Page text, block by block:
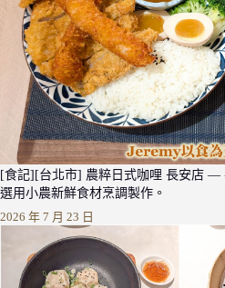
[食記][台北市] 農粹日式咖哩 長安店 —
選用小農新鮮食材烹調製作。
2026 年 7 月 23 日